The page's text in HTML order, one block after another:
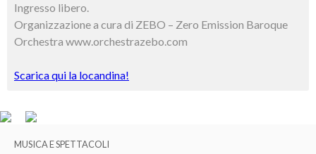
Ingresso libero.
Organizzazione a cura di ZEBO – Zero Emission Baroque
Orchestra www.orchestrazebo.com
Scarica qui la locandina!
MUSICA E SPETTACOLI